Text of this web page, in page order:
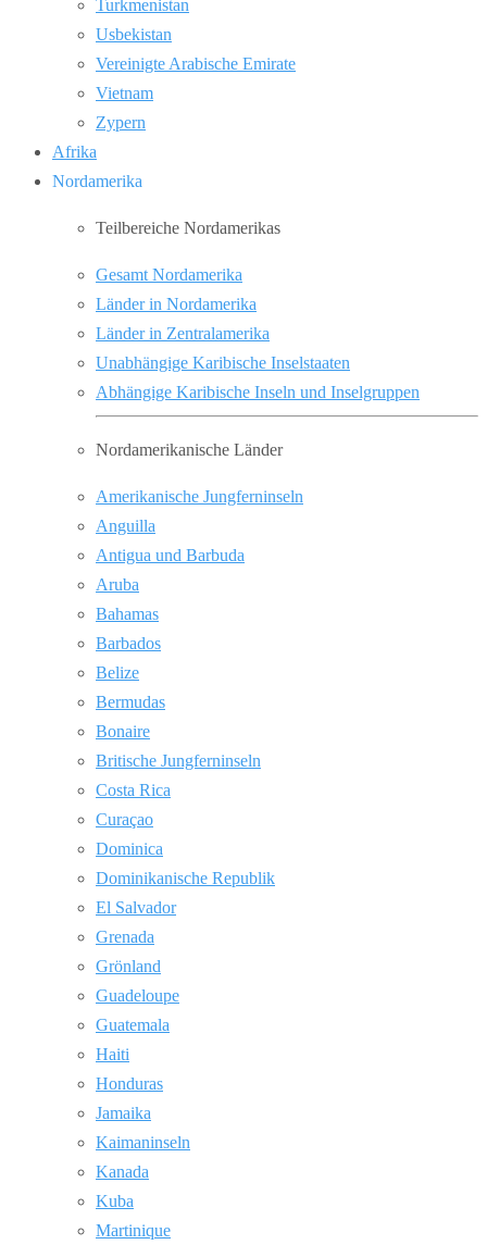
Turkmenistan
Usbekistan
Vereinigte Arabische Emirate
Vietnam
Zypern
Afrika
Nordamerika
Teilbereiche Nordamerikas
Gesamt Nordamerika
Länder in Nordamerika
Länder in Zentralamerika
Unabhängige Karibische Inselstaaten
Abhängige Karibische Inseln und Inselgruppen
Nordamerikanische Länder
Amerikanische Jungferninseln
Anguilla
Antigua und Barbuda
Aruba
Bahamas
Barbados
Belize
Bermudas
Bonaire
Britische Jungferninseln
Costa Rica
Curaçao
Dominica
Dominikanische Republik
El Salvador
Grenada
Grönland
Guadeloupe
Guatemala
Haiti
Honduras
Jamaika
Kaimaninseln
Kanada
Kuba
Martinique